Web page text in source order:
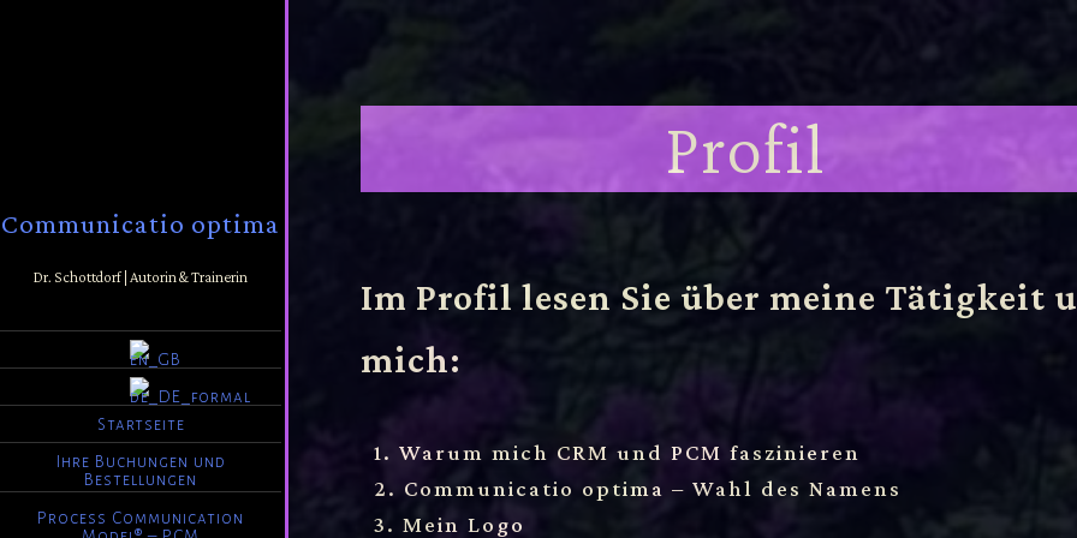
Communicatio optima
Dr. Schottdorf | Autorin & Trainerin
Startseite
Ihre Buchungen und
Bestellungen
Process Communication
Profil
Im Profil lesen Sie über meine Tätigkeit
mich:
1. Warum mich CRM und PCM faszinieren
2. Communicatio optima – Wahl des Namens
3. Mein Logo